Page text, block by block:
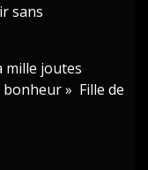
sans
mille joutes
» Fille de